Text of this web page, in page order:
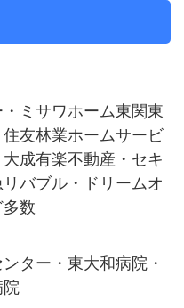
ミサワホーム東関東
友林業ホームサービ
成有楽不動産・セキ
バブル・ドリームオ
数
ター・東大和病院・
院